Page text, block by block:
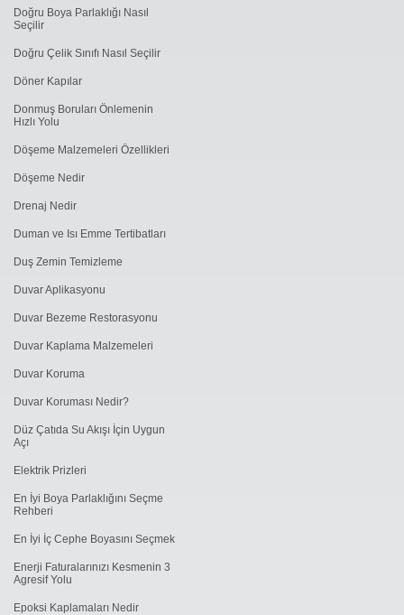
Doğru Boya Parlaklığı Nasıl
Seçilir
Doğru Çelik Sınıfı Nasıl Seçilir
Döner Kapılar
Donmuş Boruları Önlemenin
Hızlı Yolu
Döşeme Malzemeleri Özellikleri
Döşeme Nedir
Drenaj Nedir
Duman ve Isı Emme Tertibatları
Duş Zemin Temizleme
Duvar Aplikasyonu
Duvar Bezeme Restorasyonu
Duvar Kaplama Malzemeleri
Duvar Koruma
Duvar Koruması Nedir?
Düz Çatıda Su Akışı İçin Uygun
Açı
Elektrik Prizleri
En İyi Boya Parlaklığını Seçme
Rehberi
En İyi İç Cephe Boyasını Seçmek
Enerji Faturalarınızı Kesmenin 3
Agresif Yolu
Epoksi Kaplamaları Nedir